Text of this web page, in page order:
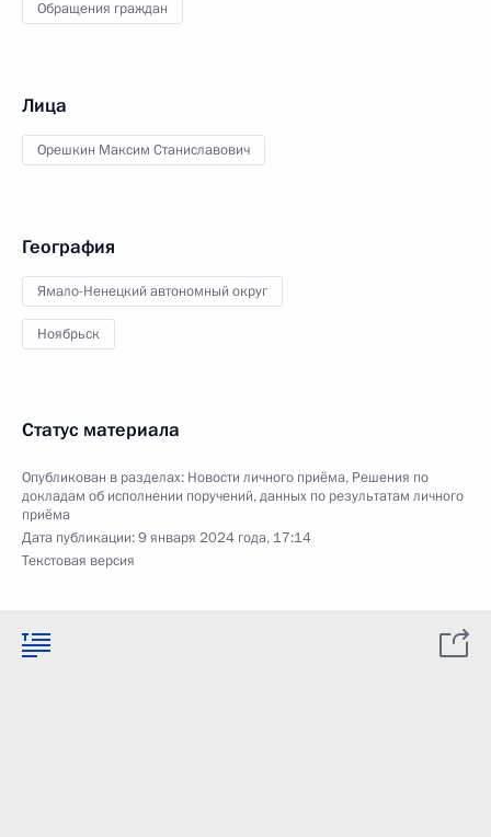
Обращения граждан
Лица
Орешкин Максим Станиславович
География
Ямало-Ненецкий автономный округ
Ноябрьск
Статус материала
Опубликован в разделах: Новости личного приёма, Решения по
докладам об исполнении поручений, данных по результатам личного
приёма
Дата публикации:9 января 2024 года, 17:14
Текстовая версия